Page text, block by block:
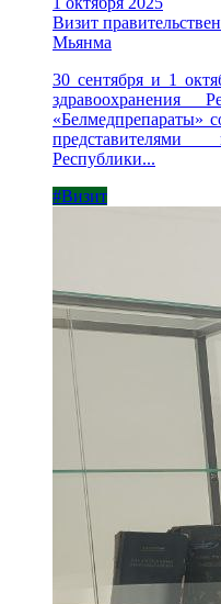
Визит
Мьянма
30 сентября и 1
«Белмедпрепараты»
представителями
Республики...
#Визит